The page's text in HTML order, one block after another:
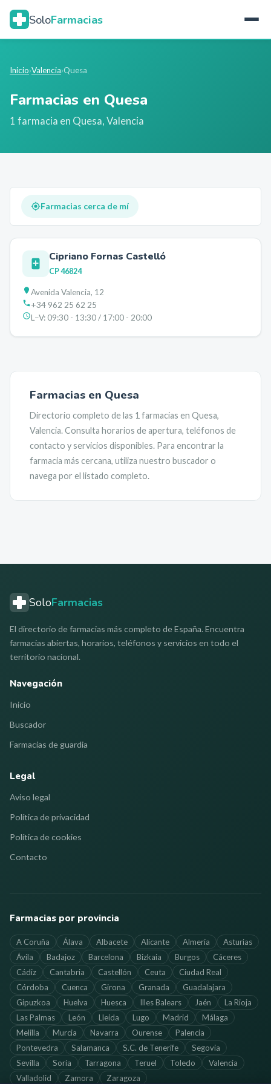
SoloFarmacias
Inicio›Valencia›Quesa
Farmacias en Quesa
1 farmacia en Quesa,Valencia
Farmacias cerca de mí
Cipriano Fornas Castelló
CP46824
Avenida Valencia, 12
+34 962 25 62 25
L–V:09:30 - 13:30 / 17:00 - 20:00
Farmacias en Quesa
Directorio completo de las 1 farmacias en Quesa,
Valencia. Consulta horarios de apertura, teléfonos de
contacto y servicios disponibles. Para encontrar la
farmacia más cercana, utiliza nuestro buscador o
navega por el listado completo.
SoloFarmacias
El directorio de farmacias más completo de España. Encuentra
farmacias abiertas, horarios, teléfonos y servicios en todo el
territorio nacional.
Navegación
Inicio
Buscador
Farmacias de guardia
Legal
Aviso legal
Política de privacidad
Política de cookies
Contacto
Farmacias por provincia
A Coruña Álava Albacete Alicante Almería
Asturias
Ávila
Badajoz Barcelona Bizkaia Burgos
Cáceres
Cádiz
Cantabria Castellón Ceuta
Ciudad Real
Córdoba
Cuenca Girona Granada
Guadalajara
Gipuzkoa
Huelva Huesca Illes Balears Jaén
La Rioja
Las Palmas
León Lleida Lugo Madrid
Málaga
Melilla
Murcia Navarra Ourense
Palencia
Pontevedra
Salamanca S.C. de Tenerife
Segovia
Sevilla
Soria Tarragona Teruel Toledo
Valencia
Valladolid
Zamora Zaragoza